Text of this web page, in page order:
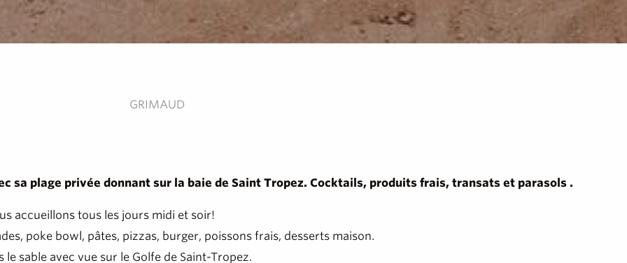
GRIMAUD
sa plage privée donnant sur la baie de Saint Tropez. Cocktails, produits frais, transats et parasols .
accueillons tous les jours midi et soir!
poke bowl, pâtes, pizzas, burger, poissons frais, desserts maison.
sable avec vue sur le Golfe de Saint-Tropez.